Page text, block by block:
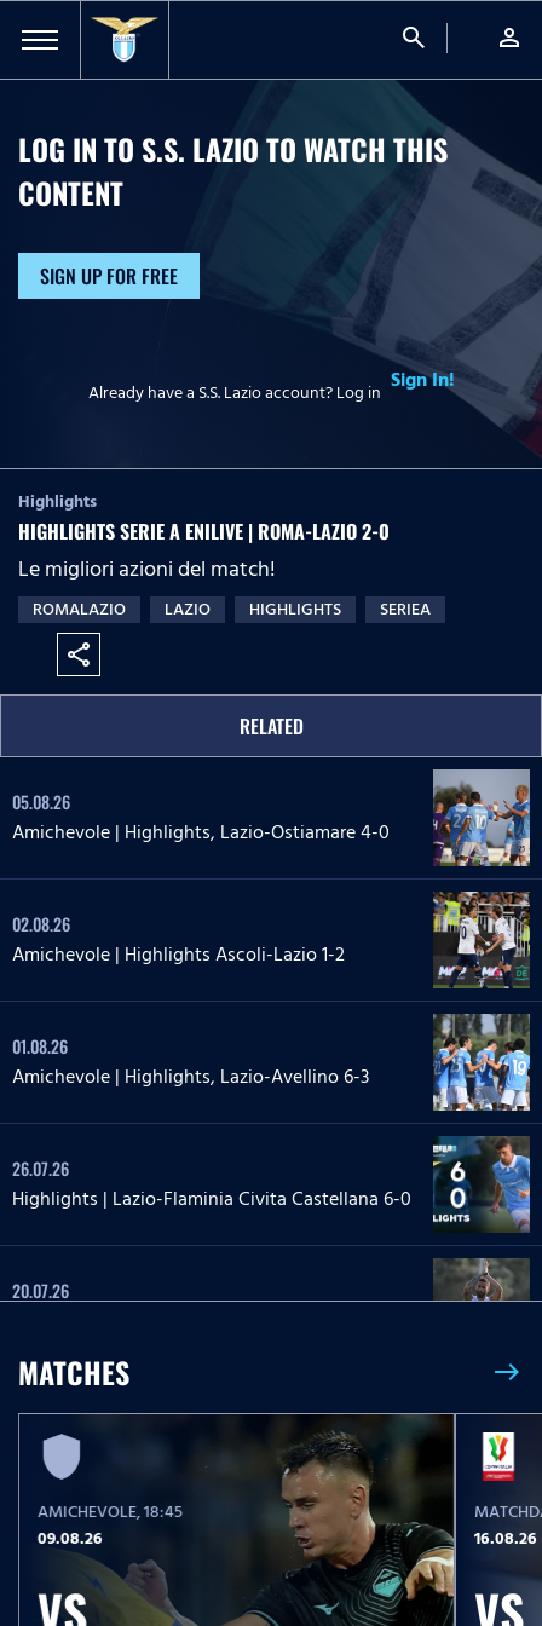
search person
LOG IN TO S.S. LAZIO TO WATCHTHIS
CONTENT
SIGN UP FOR FREE
Already have a S.S. Lazio account? Log in Sign In!
Highlights
HIGHLIGHTS SERIE A ENILIVE | ROMA-LAZIO 2-0
Le migliori azioni del match!
ROMALAZIO LAZIO HIGHLIGHTS SERIEA
share
RELATED
05.08.26
Amichevole | Highlights, Lazio-Ostiamare 4-0
02.08.26
Amichevole | Highlights Ascoli-Lazio 1-2
01.08.26
Amichevole | Highlights, Lazio-Avellino 6-3
26.07.26
Highlights | Lazio-Flaminia Civita Castellana 6-0
20.07.26
24.05.26
Highlights Serie A Enilive | Lazio-Pisa 2-1
17.05.26
Highlights Serie A Women Athora | Fiorentina-
Lazio Women 2-1
MATCHES east
AMICHEVOLE, 18:45
09.08.26
VS
16.08.26
VS